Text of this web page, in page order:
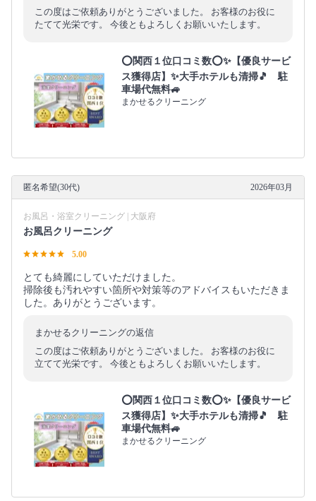
この度はご依頼ありがとうございました。 お客様のお役に
たてて光栄です。 今後ともよろしくお願いいたします。
⭕関西１位口コミ数⭕✨【優良サービ
ス獲得店】✨大手ホテルも清掃🎵 駐
車場代無料🚙
まかせるクリーニング
匿名希望(30代) 2026年03月
お風呂・浴室クリーニング | 大阪府
お風呂クリーニング
5.00
とても綺麗にしていただけました。
掃除後も汚れやすい箇所や対策等のアドバイスもいただきま
した。ありがとうございます。
まかせるクリーニングの返信
この度はご依頼ありがとうございました。 お客様のお役に
立てて光栄です。 今後ともよろしくお願いいたします。
⭕関西１位口コミ数⭕✨【優良サービ
ス獲得店】✨大手ホテルも清掃🎵 駐
車場代無料🚙
まかせるクリーニング